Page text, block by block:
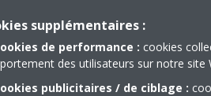
supplémentaires :
de performance : cookies
des utilisateurs sur notre site
publicitaires / de ciblage :